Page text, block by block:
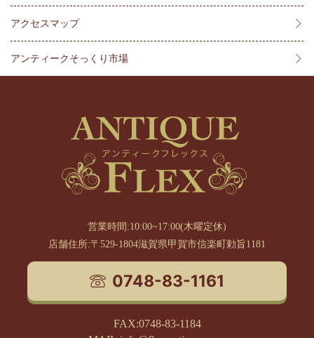
アクセスマップ
アンティークそっくり市場
営業時間:10:00~17:00(木曜定休)
店舗住所:〒529-1804滋賀県甲賀市信楽町勅旨1181
0748-83-1161
FAX:0748-83-1184